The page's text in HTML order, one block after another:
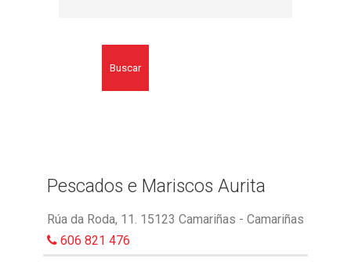
Buscar
Pescados e Mariscos Aurita
Rúa da Roda, 11. 15123 Camariñas - Camariñas
606 821 476